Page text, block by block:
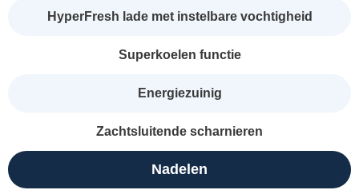
HyperFresh lade met instelbare vochtigheid
Superkoelen functie
Energiezuinig
Zachtsluitende scharnieren
Nadelen